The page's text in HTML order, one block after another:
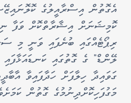
އެގޮތުން އިސްރާއީލުގެ
ކޮމިޝަނަށް އިޝާރާތްކޮށް ވަފާ
ރިޕޯޓެއްގައި ބުނެފައި ވަނީ މި
ލޭންޑް" ގެ ގޮތުގައި
ގަވައިދާ ހިލާފަށް ހަދާފައިވާ
މަގުފަހިކޮށްދިނުމުގެ ގޮތުން